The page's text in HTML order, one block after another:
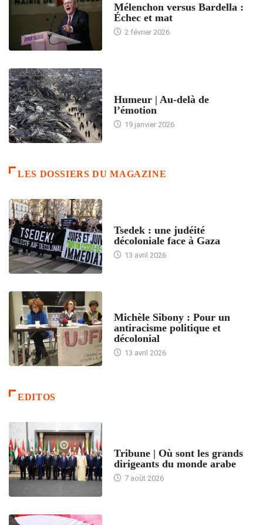
Mélenchon versus Bardella :
Échec et mat
2 février 2026
Humeur | Au-delà de
l’émotion
19 janvier 2026
LES DOSSIERS DU MAGAZINE
Tsedek : une judéité
décoloniale face à Gaza
13 avril 2026
Michèle Sibony : Pour un
antiracisme politique et
décolonial
13 avril 2026
EDITOS
Tribune | Où sont les grands
dirigeants du monde arabe
7 août 2026